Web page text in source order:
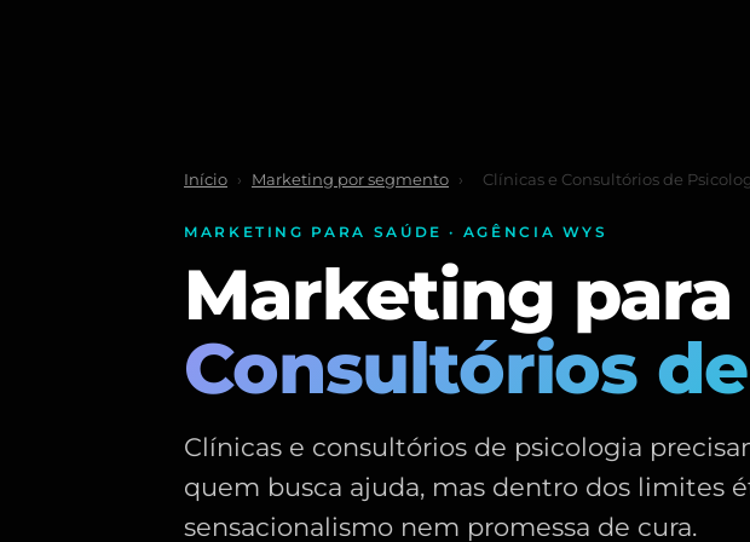
Início › Marketing por segmento › Clínicas e Consultórios de
MARKETING PARA SAÚDE · AGÊNCIA WYS
Marketing para
Consultórios
Clínicas e consultórios de psicologia
quem busca ajuda, mas dentro dos limites
sensacionalismo nem promessa de cura.